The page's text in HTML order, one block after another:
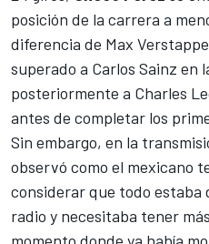
posición de la carrera a
diferencia de Max
superado a Carlos Sainz en
posteriormente a Charles
antes de completar los
Sin embargo, en la
observó como el mexicano
considerar que todo estaba
radio y necesitaba tener
momento donde ya había